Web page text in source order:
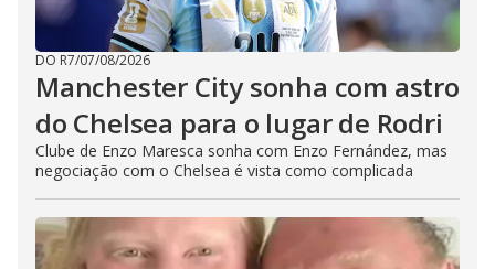
DO R7/07/08/2026
Manchester City sonha com astro
do Chelsea para o lugar de Rodri
Clube de Enzo Maresca sonha com Enzo Fernández, mas
negociação com o Chelsea é vista como complicada